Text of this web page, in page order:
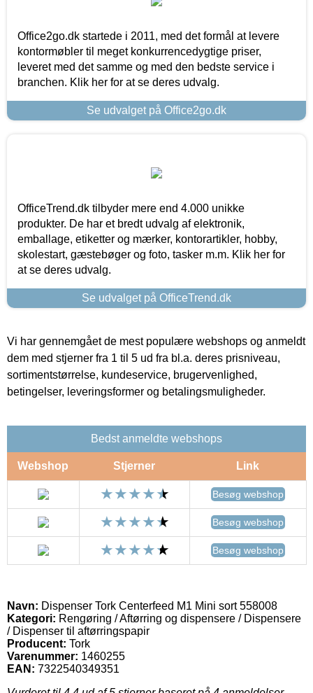
Office2go.dk startede i 2011, med det formål at levere
kontormøbler til meget konkurrencedygtige priser,
leveret med det samme og med den bedste service i
branchen. Klik her for at se deres udvalg.
Se udvalget på Office2go.dk
OfficeTrend.dk tilbyder mere end 4.000 unikke
produkter. De har et bredt udvalg af elektronik,
emballage, etiketter og mærker, kontorartikler, hobby,
skolestart, gæstebøger og foto, tasker m.m. Klik her for
at se deres udvalg.
Se udvalget på OfficeTrend.dk
Vi har gennemgået de mest populære webshops og anmeldt
dem med stjerner fra 1 til 5 ud fra bl.a. deres prisniveau,
sortimentstørrelse, kundeservice, brugervenlighed,
betingelser, leveringsformer og betalingsmuligheder.
Bedst anmeldte webshops
Webshop Stjerner Link
Besøg webshop
Besøg webshop
Besøg webshop
Navn: Dispenser Tork Centerfeed M1 Mini sort 558008
Kategori: Rengøring / Aftørring og dispensere / Dispensere
/ Dispenser til aftørringspapir
Producent: Tork
Varenummer: 1460255
EAN: 7322540349351